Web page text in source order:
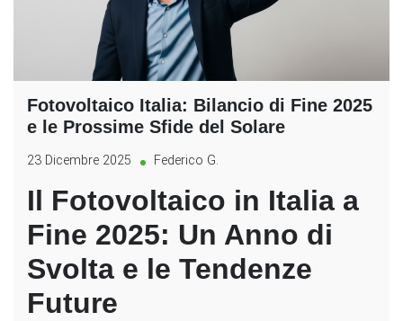
Fotovoltaico Italia: Bilancio di Fine 2025
e le Prossime Sfide del Solare
23 Dicembre 2025 Federico G.
Il Fotovoltaico in Italia a
Fine 2025: Un Anno di
Svolta e le Tendenze
Future